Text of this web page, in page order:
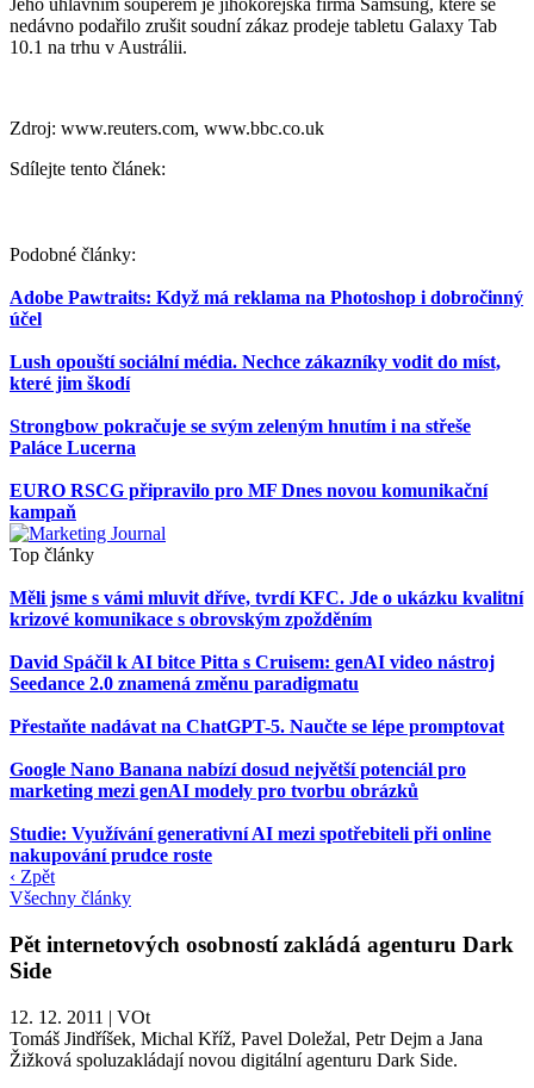
Jeho úhlavním soupeřem je jihokorejská firma Samsung, které se
nedávno podařilo zrušit soudní zákaz prodeje tabletu Galaxy Tab
10.1 na trhu v Austrálii.
Zdroj: www.reuters.com, www.bbc.co.uk
Sdílejte tento článek:
Podobné články:
Adobe Pawtraits: Když má reklama na Photoshop i dobročinný
účel
Lush opouští sociální média. Nechce zákazníky vodit do míst,
které jim škodí
Strongbow pokračuje se svým zeleným hnutím i na střeše
Paláce Lucerna
EURO RSCG připravilo pro MF Dnes novou komunikační
kampaň
Top články
Měli jsme s vámi mluvit dříve, tvrdí KFC. Jde o ukázku kvalitní
krizové komunikace s obrovským zpožděním
David Spáčil k AI bitce Pitta s Cruisem: genAI video nástroj
Seedance 2.0 znamená změnu paradigmatu
Přestaňte nadávat na ChatGPT-5. Naučte se lépe promptovat
Google Nano Banana nabízí dosud největší potenciál pro
marketing mezi genAI modely pro tvorbu obrázků
Studie: Využívání generativní AI mezi spotřebiteli při online
nakupování prudce roste
‹ Zpět
Všechny články
Pět internetových osobností zakládá agenturu Dark
Side
12. 12. 2011 | VOt
Tomáš Jindříšek, Michal Kříž, Pavel Doležal, Petr Dejm a Jana
Žižková spoluzakládají novou digitální agenturu Dark Side.